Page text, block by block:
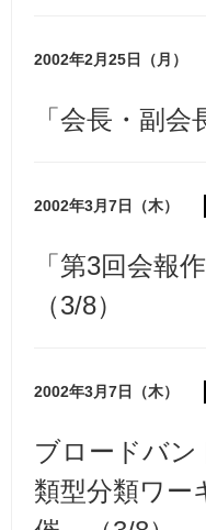
2002年2月25日（月）
「会長・副
2002年3月7日（木）
「第3回会報
（3/8）
2002年3月7日（木）
ブロードバン
類型分類ワー